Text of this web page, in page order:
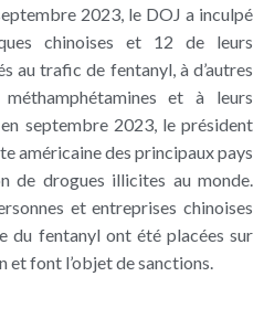
2023, le DOJ a inculpé
chinoises et 12 de leurs
au trafic de fentanyl, à d’autres
et à leurs
septembre 2023, le président
américaine des principaux pays
de drogues illicites au monde.
et entreprises chinoises
du fentanyl ont été placées sur
font l’objet de sanctions.